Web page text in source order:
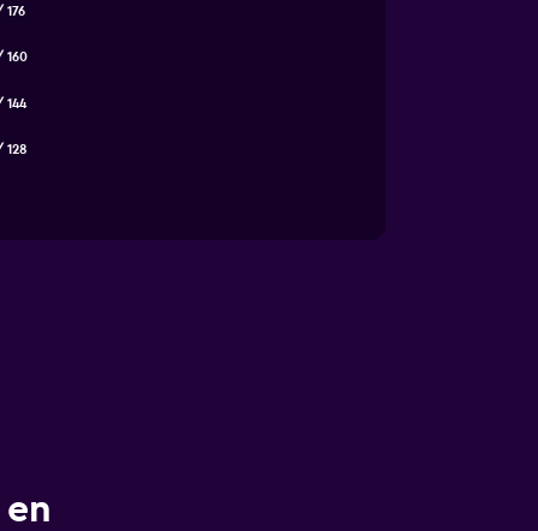
128
144
160
176